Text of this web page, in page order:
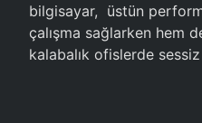
bilgisayar, üstün
çalışma sağlarken hem
kalabalık ofislerde